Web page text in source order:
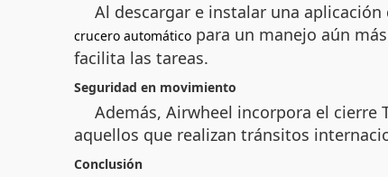
Al descargar e instalar una
crucero automático para un manejo aún
facilita las tareas.
Seguridad en movimiento
Además, Airwheel incorpora el cierre
aquellos que realizan tránsitos
Conclusión